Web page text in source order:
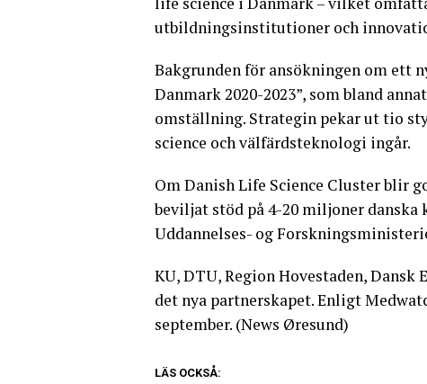
utbildningsinstitutioner och
Bakgrunden för ansökningen om ett
Danmark 2020-2023”, som bland
omställning. Strategin pekar ut tio
science och välfärdsteknologi ingår.
Om Danish Life Science Cluster blir
beviljat stöd på 4-20 miljoner danska
Uddannelses- og
KU, DTU, Region Hovestaden,
det nya partnerskapet. Enligt
september. (News Øresund)
LÄS OCKSÅ: